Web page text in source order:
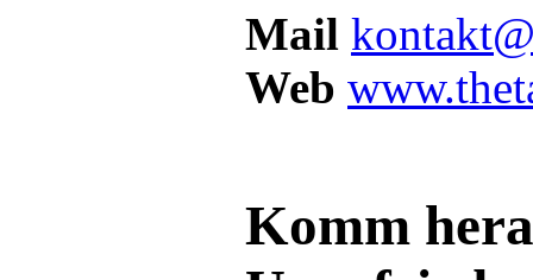
Mail
Web
Komm